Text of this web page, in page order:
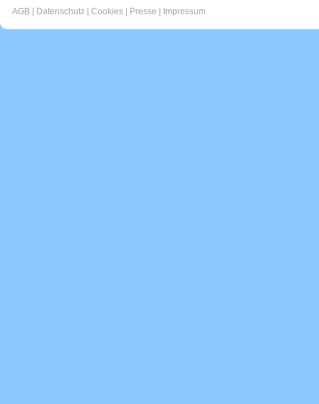
AGB Datenschutz Cookies Presse Impressum